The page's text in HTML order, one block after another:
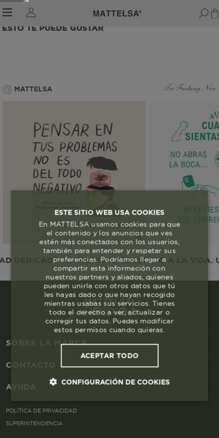
ESTO TE PUEDE GUSTAR
MATTELSA Too Fucking Nice
AL DISFRUTE Y RESPETO A LA
SOBRE LA MARCA
CONTACTO
AYUDA
POLÍTICA DE PRIVACIDAD
SUPERINTENDENCIA
ESTE SITIO WEB USA COOKIES
En MATTELSA usamos cookies para que
el contenido y los anuncios que ves
estén más conectados con los usuarios,
también para entender y respetar sus
preferencias. Podríamos llegar a
compartir esta información con
nuestros partners y aliados, quienes
pueden unirla con otros datos que tú
les hayas dado o que hayan recogido
mientras usabas sus servicios. Tienes
todo el derecho a ver, actualizar o
corregir tus datos. Puedes modificar
estos permisos cuando quieras.
ACEPTAR TODO
CONFIGURACIÓN DE COOKIES
Cookies esenciales y necesarias